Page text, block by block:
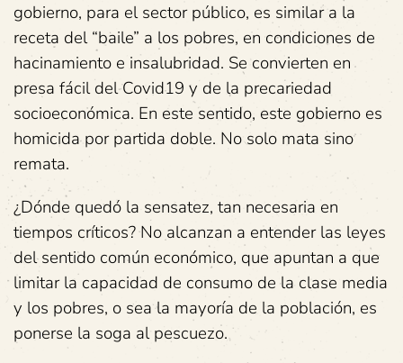
gobierno, para el sector público, es similar a la
receta del “baile” a los pobres, en condiciones de
hacinamiento e insalubridad. Se convierten en
presa fácil del Covid19 y de la precariedad
socioeconómica. En este sentido, este gobierno es
homicida por partida doble. No solo mata sino
remata.
¿Dónde quedó la sensatez, tan necesaria en
tiempos críticos? No alcanzan a entender las leyes
del sentido común económico, que apuntan a que
limitar la capacidad de consumo de la clase media
y los pobres, o sea la mayoría de la población, es
ponerse la soga al pescuezo.